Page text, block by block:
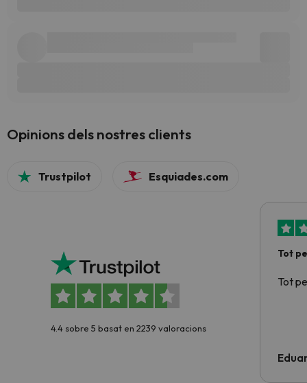
Opinions dels nostres clients
Trustpilot Esquiades.com
4.4 sobre 5 basat en 2239 valoracions
Tot
Tot